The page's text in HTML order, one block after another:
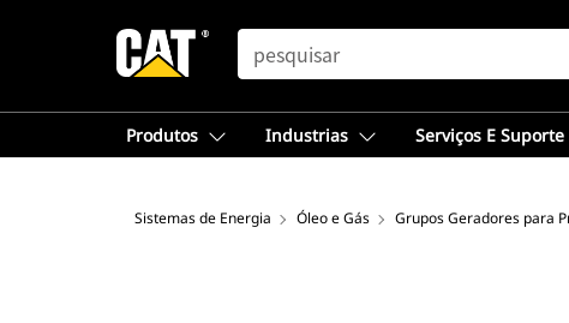
SEARCH
Produtos Industrias Serviços E Suporte
Sistemas de Energia Óleo e Gás